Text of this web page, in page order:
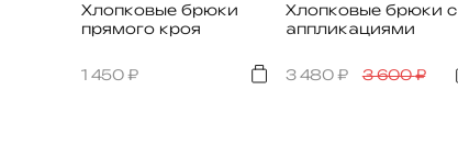
Хлопковые брюки
прямого кроя
1 450₽
Хлопковые брюки с
аппликациями
3 480₽ 3 600₽